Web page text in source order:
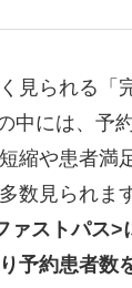
見られる「
中には、予
縮や患者満
数見られま
ァストパス>
予約患者数